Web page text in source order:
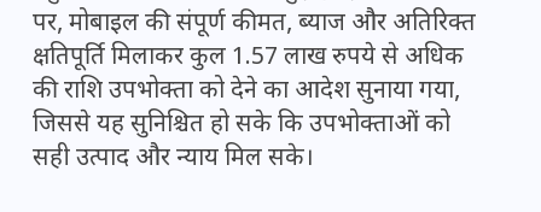
पर, मोबाइल की संपूर्ण कीमत, ब्याज और अतिरिक्त
क्षतिपूर्ति मिलाकर कुल 1.57 लाख रुपये से अधिक
की राशि उपभोक्ता को देने का आदेश सुनाया गया,
जिससे यह सुनिश्चित हो सके कि उपभोक्ताओं को
सही उत्पाद और न्याय मिल सके।